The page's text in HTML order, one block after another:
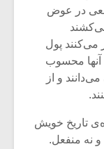
در عوض
می‌کنند پول
آنها محسوب
و از
تاریخ خویش
و نه منفعل.